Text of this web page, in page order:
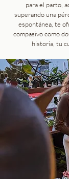
para el parto,
superando una
espontánea, te
compasivo como
historia, tu